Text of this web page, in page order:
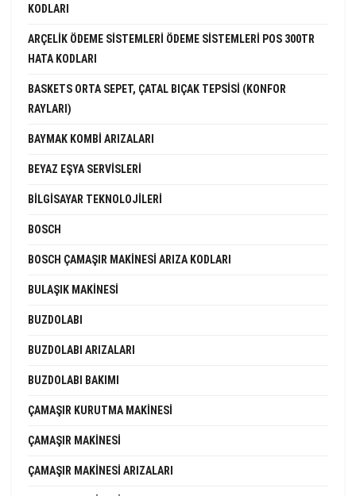
KODLARI
ARÇELIK ÖDEME SISTEMLERI ÖDEME SISTEMLERI POS 300TR
HATA KODLARI
BASKETS ORTA SEPET, ÇATAL BIÇAK TEPSISI (KONFOR
RAYLARI)
BAYMAK KOMBI ARIZALARI
BEYAZ EŞYA SERVISLERI
BILGISAYAR TEKNOLOJILERI
BOSCH
BOSCH ÇAMAŞIR MAKINESI ARIZA KODLARI
BULAŞIK MAKINESI
BUZDOLABI
BUZDOLABI ARIZALARI
BUZDOLABI BAKIMI
ÇAMAŞIR KURUTMA MAKINESI
ÇAMAŞIR MAKINESI
ÇAMAŞIR MAKINESI ARIZALARI